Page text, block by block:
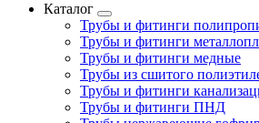
Каталог
Трубы и фитинги
Трубы и фитинги
Трубы и фитинги медные
Трубы из сшитого
Трубы и фитинги
Трубы и фитинги ПНД